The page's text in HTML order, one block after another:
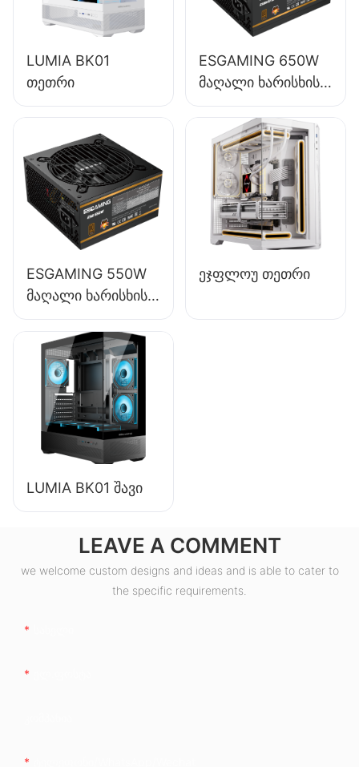
LUMIA BK01
თეთრი
ESGAMING 650W
მაღალი ხარისხის
85%-იანი
ეფექტურობის
სრული მოდული
80+ ბრინჯაოს
დესკტოპ
კომპიუტერის
კვების წყაროები
ESB650W
ESGAMING 550W
მაღალი ხარისხის
85%-იანი
ეფექტურობით 80+
ბრინჯაოს დესკტოპ
კომპიუტერის
კვების წყარო
ESB550W
ეჯფლოუ თეთრი
LUMIA BK01 შავი
LEAVE A COMMENT
we welcome custom designs and ideas and is able to cater to
the specific requirements.